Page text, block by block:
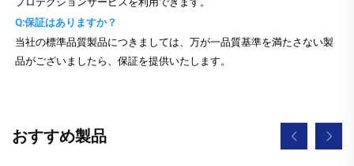
Q:保証はありますか？
当社の標準品質製品につきましては、万が一品質基準を満たさない製
品がございましたら、保証を提供いたします。
おすすめ製品